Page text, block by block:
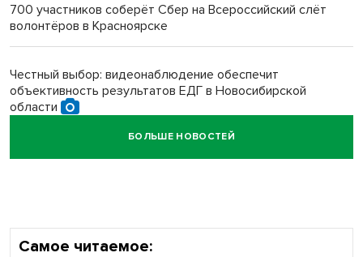
Обновлённое отделение ВТБ открылось в Искитиме
700 участников соберёт Сбер на Всероссийский слёт
волонтёров в Красноярске
Честный выбор: видеонаблюдение обеспечит
объективность результатов ЕДГ в Новосибирской
области
Кибертанки пошли в бой: «Ростелеком» объявляет
БОЛЬШЕ НОВОСТЕЙ
Самое читаемое: